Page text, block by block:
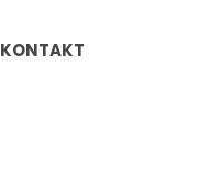
KONTAKT